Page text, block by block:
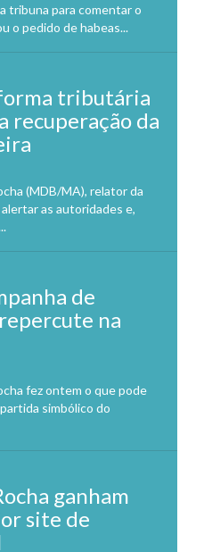
tribuna para comentar o
o pedido de habeas...
tributária
recuperação da
(MDB/MA), relator da
as autoridades e,
de
na
fez ontem o que pode
simbólico do
ganham
site de